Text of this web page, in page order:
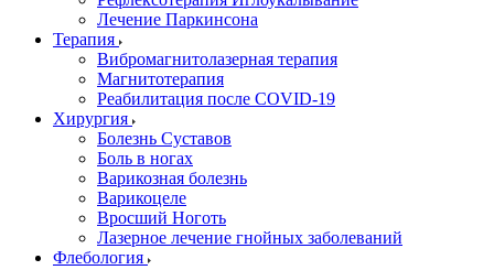
Лечение Паркинсона
Терапия
Вибромагнитолазерная терапия
Магнитотерапия
Реабилитация после COVID-19
Хирургия
Болезнь Суставов
Боль в ногах
Варикозная болезнь
Варикоцеле
Вросший Ноготь
Лазерное лечение гнойных заболеваний
Флебология